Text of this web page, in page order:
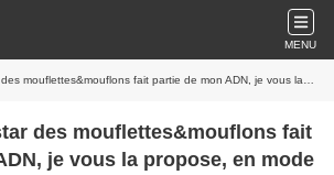
MENU
de mon ADN, je vous la propose, en mode c’était mieux avant, aux gésiers de canards pour étonner vos amis… hé oui Christine-and-the-chef !
des mouflettes&mouflons fait
je vous la propose, en mode